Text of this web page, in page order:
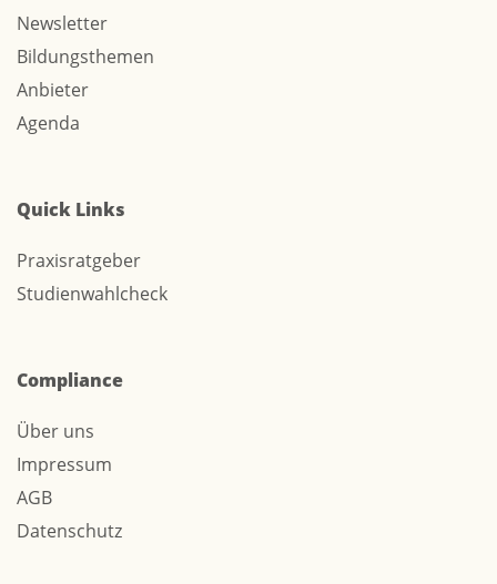
Newsletter
Bildungsthemen
Anbieter
Agenda
Quick Links
Praxisratgeber
Studienwahlcheck
Compliance
Über uns
Impressum
AGB
Datenschutz